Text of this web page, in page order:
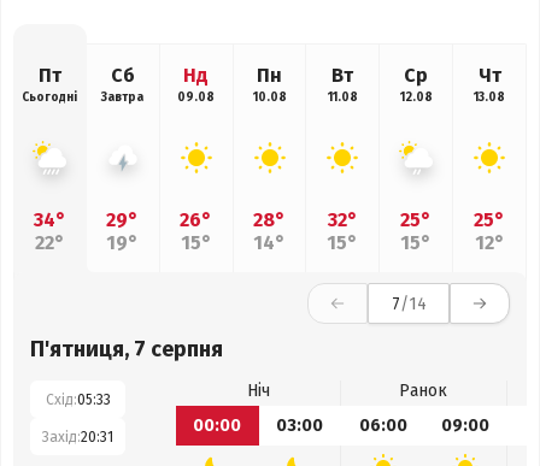
Пт
Сьогодні
34°
22°
Сб
Завтра
29°
19°
Нд
09.08
26°
15°
Пн
10.08
28°
14°
Вт
11.08
32°
15°
Ср
12.08
25°
15°
Чт
13.08
25°
12°
7/14
П'ятниця, 7 серпня
Схід:05:33
Захід:20:31
Ніч
Ранок
00:00
03:00 06:00 09:00